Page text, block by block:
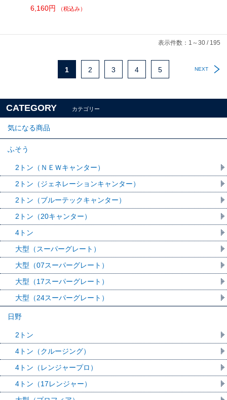
6,160円
（税込み）
表示件数：1～30 / 195
NEXT
1 2 3 4 5
CATEGORY カテゴリー
気になる商品
ふそう
2トン（ＮＥＷキャンター）
2トン（ジェネレーションキャンター）
2トン（ブルーテックキャンター）
2トン（20キャンター）
4トン
大型（スーパーグレート）
大型（07スーパーグレート）
大型（17スーパーグレート）
大型（24スーパーグレート）
日野
2トン
4トン（クルージング）
4トン（レンジャープロ）
4トン（17レンジャー）